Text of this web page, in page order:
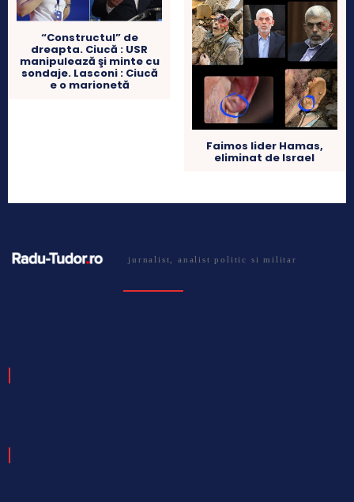
“Constructul” de
dreapta. Ciucă : USR
manipulează şi minte cu
sondaje. Lasconi : Ciucă
e o marionetă
Faimos lider Hamas,
eliminat de Israel
jurnalist, analist politic si militar